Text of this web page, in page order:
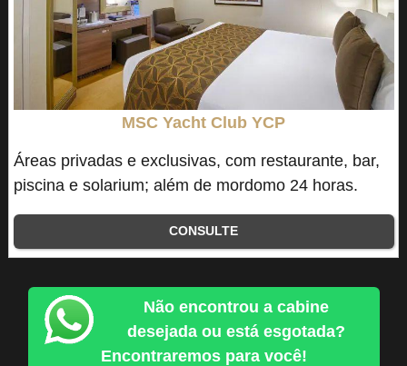
MSC Yacht Club YCP
Áreas privadas e exclusivas, com restaurante, bar,
piscina e solarium; além de mordomo 24 horas.
CONSULTE
Não encontrou a cabine
desejada ou está esgotada?
Encontraremos para você!